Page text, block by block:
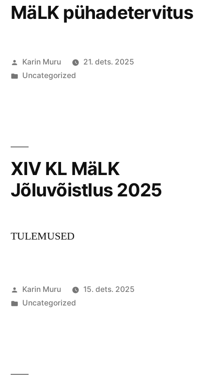
MäLK pühadetervitus
Posted
by
Karin Muru
21. dets. 2025
Posted
Uncategorized
XIV KL MäLK
Jõluvõistlus 2025
TULEMUSED
Posted
by
Karin Muru
15. dets. 2025
Posted
Uncategorized